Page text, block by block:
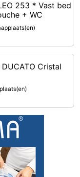
253 * Vast bed
+ WC
Cristal